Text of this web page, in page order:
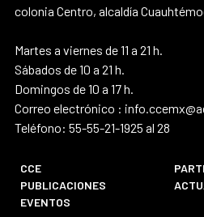
colonia Centro, alcaldía
Martes a viernes de 11 a 21 h.
Sábados de 10 a 21 h.
Domingos de 10 a 17 h.
Correo electrónico :
Teléfono: 55-55-21-1925 al 28
CCE
PUBLICACIONES
EVENTOS